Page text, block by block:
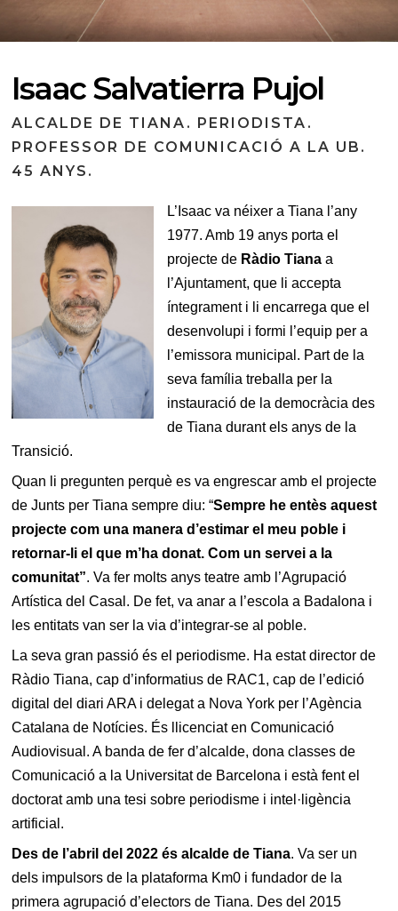
Isaac Salvatierra Pujol
ALCALDE DE TIANA. PERIODISTA.
PROFESSOR DE COMUNICACIÓ A LA UB.
45 ANYS.
L’Isaac va néixer a Tiana l’any
1977. Amb 19 anys porta el
projecte de Ràdio Tiana a
l’Ajuntament, que li accepta
íntegrament i li encarrega que el
desenvolupi i formi l’equip per a
l’emissora municipal. Part de la
seva família treballa per la
instauració de la democràcia des
de Tiana durant els anys de la
Transició.
Quan li pregunten perquè es va engrescar amb el projecte
de Junts per Tiana sempre diu: “Sempre he entès aquest
projecte com una manera d’estimar el meu poble i
retornar-li el que m’ha donat. Com un servei a la
comunitat”. Va fer molts anys teatre amb l’Agrupació
Artística del Casal. De fet, va anar a l’escola a Badalona i
les entitats van ser la via d’integrar-se al poble.
La seva gran passió és el periodisme. Ha estat director de
Ràdio Tiana, cap d’informatius de RAC1, cap de l’edició
digital del diari ARA i delegat a Nova York per l’Agència
Catalana de Notícies. És llicenciat en Comunicació
Audiovisual. A banda de fer d’alcalde, dona classes de
Comunicació a la Universitat de Barcelona i està fent el
doctorat amb una tesi sobre periodisme i intel·ligència
artificial.
Des de l’abril del 2022 és alcalde de Tiana. Va ser un
dels impulsors de la plataforma Km0 i fundador de la
primera agrupació d’electors de Tiana. Des del 2015